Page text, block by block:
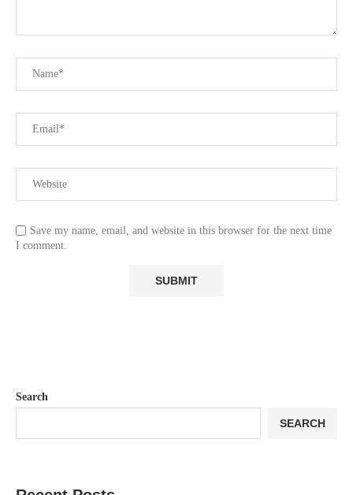
లక్ష్మీ...
May 24, 2024
Save my name, email, and website in this browser for the next time
I comment.
Search
SEARCH